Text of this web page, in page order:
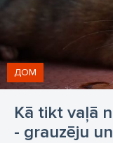
Kā tikt vaļā
- grauzēju
ДОМ